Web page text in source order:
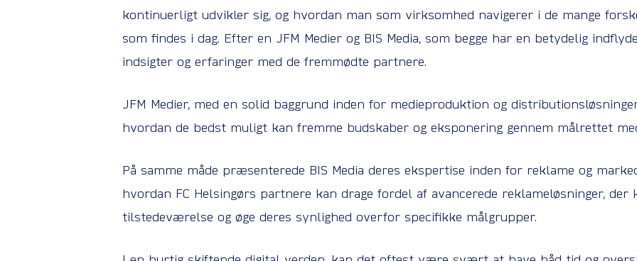
kontinuerligt udvikler sig, og hvordan man som virksomhed navigerer i de mange
som findes i dag. Efter en JFM Medier og BIS Media, som begge har en betydelig
indsigter og erfaringer med de fremmødte partnere.
JFM Medier, med en solid baggrund inden for medieproduktion og
hvordan de bedst muligt kan fremme budskaber og eksponering gennem målrettet
På samme måde præsenterede BIS Media deres ekspertise inden for reklame og
hvordan FC Helsingørs partnere kan drage fordel af avancerede reklameløsninger,
tilstedeværelse og øge deres synlighed overfor specifikke målgrupper.